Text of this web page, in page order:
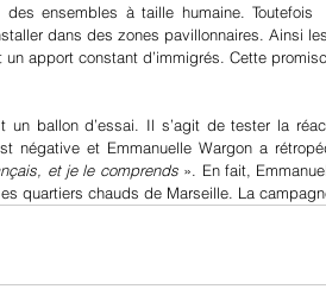
ensembles à taille humaine.
dans des zones pavillonnaires. Ainsi
apport constant d’immigrés. Cette
un ballon d’essai. Il s’agit de tester la
négative et Emmanuelle Wargon a
et je le comprends ». En fait,
quartiers chauds de Marseille. La